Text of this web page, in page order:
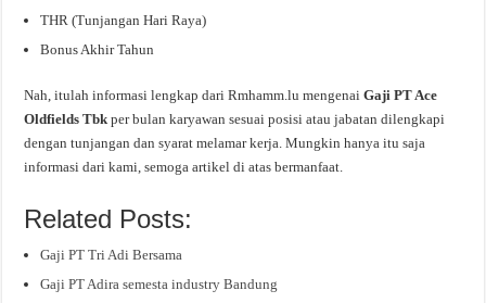
THR (Tunjangan Hari Raya)
Bonus Akhir Tahun
Nah, itulah informasi lengkap dari Rmhamm.lu mengenaiGaji PT Ace
Oldfields Tbkper bulan karyawan sesuai posisi atau jabatan dilengkapi
dengan tunjangan dan syarat melamar kerja. Mungkin hanya itu saja
informasi dari kami, semoga artikel di atas bermanfaat.
Related Posts:
Gaji PT Tri Adi Bersama
Gaji PT Adira semesta industry Bandung